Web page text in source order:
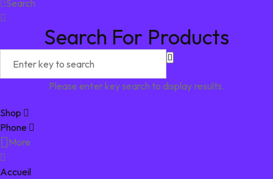
Search
Search For Products
Please enter key search to display results.
Shop
Phone
More
Accueil